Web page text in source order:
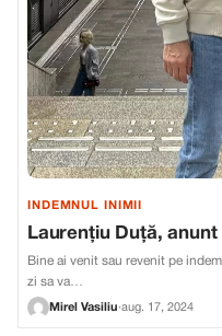
INDEMNUL INIMII
Laurențiu Duță,
Bine ai venit sau revenit pe
zi sa va…
Mirel Vasiliu ·aug. 17, 2024